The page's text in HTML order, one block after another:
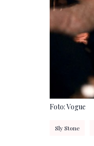
Foto: Vogue
Sly Stone